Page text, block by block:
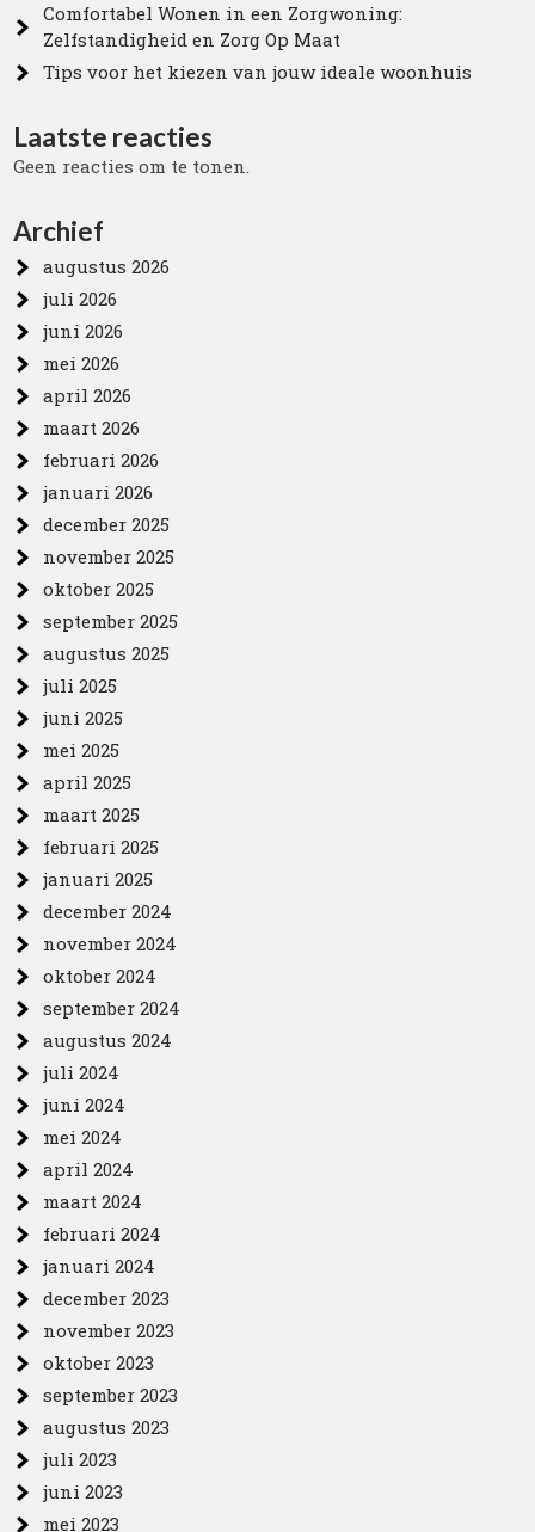
Comfortabel Wonen in een Zorgwoning:
Zelfstandigheid en Zorg Op Maat
Tips voor het kiezen van jouw ideale woonhuis
Laatste reacties
Geen reacties om te tonen.
Archief
augustus 2026
juli 2026
juni 2026
mei 2026
april 2026
maart 2026
februari 2026
januari 2026
december 2025
november 2025
oktober 2025
september 2025
augustus 2025
juli 2025
juni 2025
mei 2025
april 2025
maart 2025
februari 2025
januari 2025
december 2024
november 2024
oktober 2024
september 2024
augustus 2024
juli 2024
juni 2024
mei 2024
april 2024
maart 2024
februari 2024
januari 2024
december 2023
november 2023
oktober 2023
september 2023
augustus 2023
juli 2023
juni 2023
mei 2023